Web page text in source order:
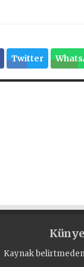
Twitter
Künye
Kaynak